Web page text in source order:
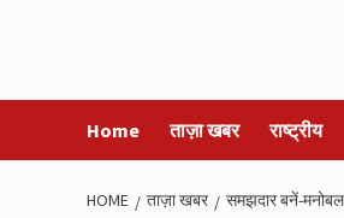
Home ताज़ा खबर राष्ट्रीय
HOME ताज़ा खबर समझदार बनें-मनोबल